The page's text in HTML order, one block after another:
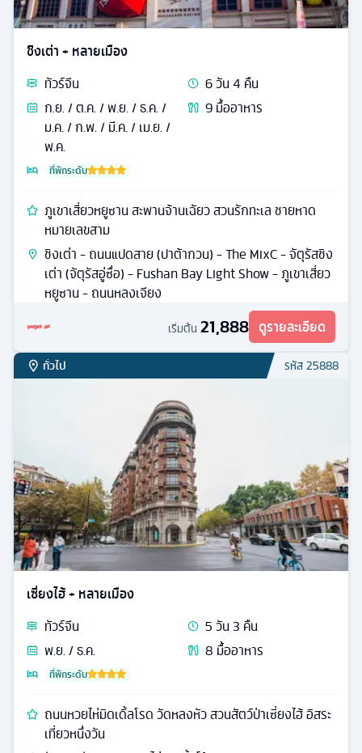
ชิงเต่า + หลายเมือง
ทัวร์จีน 6วัน4 คืน
ก.ย. / ต.ค. / พ.ย. / ธ.ค. /
ม.ค. / ก.พ. / มี.ค. / เม.ย. /
พ.ค.
9มื้ออาหาร
ที่พักระดับ
ภูเขาเสี่ยวหยูซาน สะพานจ้านเฉัยว สวนรักทะเล ชายหาด
หมายเลขสาม
ชิงเต่า - ถนนแปดสาย (ปาต้ากวน) - The MixC - จัตุรัสชิง
เต่า (จัตุรัสอู่ซื่อ) - Fushan Bay Light Show - ภูเขาเสี่ยว
หยูซาน - ถนนหลงเจียง
เริ่มต้น 21,888 ดูรายละเอียด
ทั่วไป รหัส25888
เซี่ยงไฮ้ + หลายเมือง
ทัวร์จีน 5วัน3 คืน
พ.ย. / ธ.ค.
8 มื้ออาหาร
ที่พักระดับ
ถนนหวยไห่มิดเดิ้ลโรด วัดหลงหัว สวนสัตว์ป่าเซี่ยงไฮ้ อิสระ
เที่ยวหนึ่งวัน